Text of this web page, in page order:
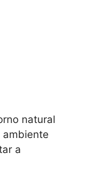
natural
ambiente
a